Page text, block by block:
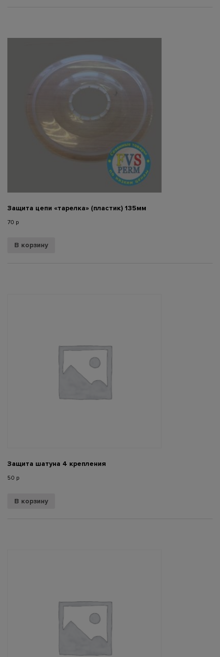
Защита цепи «тарелка» (пластик) 135мм
70 р
В корзину
Защита шатуна 4 крепления
50 р
В корзину